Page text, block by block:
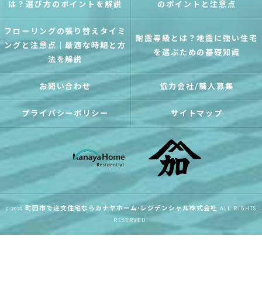
は？選び方のポイントを解説
のポイントと注意点
フローリングの張り替えタイミ
ングと注意点｜最適な時期と方
法を解説
耐震等級とは？地震に強い住宅
を選ぶための基礎知識
お問い合わせ 協力会社/職人募集
プライバシーポリシー サイトマップ
c 2026 町田市で注文住宅ならカナヤホーム･レジデンシャル株式会社 ALL RIGHTS
RESERVED.